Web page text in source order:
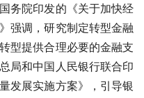
务院印发的《关于加快经
强调，研究制定转型金融
型提供合理必要的金融支
局和中国人民银行联合印
发展实施方案》，引导银